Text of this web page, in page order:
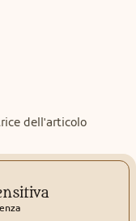
dell'articolo